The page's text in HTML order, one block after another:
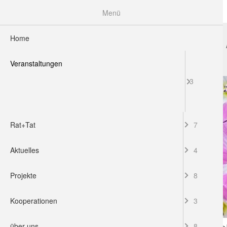
Menü
Home
Veranstaltungen
3
Rat+Tat 7
Aktuelles 4
Projekte 8
Kooperationen 3